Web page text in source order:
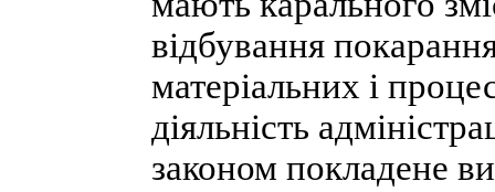
відбування
матеріальних і
діяльність
законом покладене